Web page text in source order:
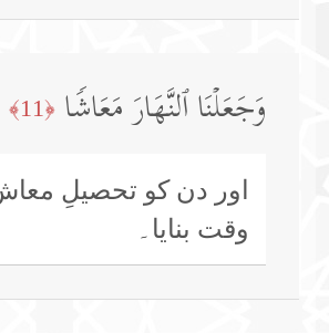
وَجَعَلۡنَا ٱلنَّهَارَ مَعَاشࣰا ﴿11﴾
اور دن کو تحصیلِ
وقت بنایا۔